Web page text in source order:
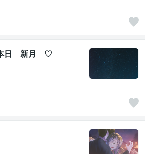
日 新月 ♡